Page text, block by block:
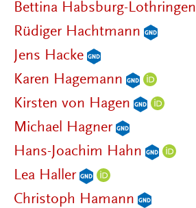
Bettina Habsburg-Lothringen
Rüdiger Hachtmann
Jens Hacke
Karen Hagemann
Kirsten von Hagen
Michael Hagner
Hans-Joachim Hahn
Lea Haller
Christoph Hamann